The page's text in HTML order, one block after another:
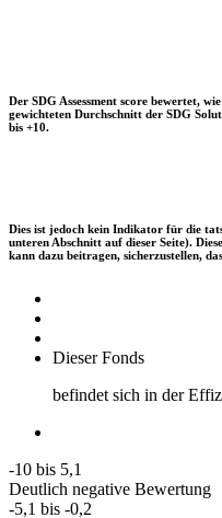
Der SDG Assessment score bewertet,
gewichteten Durchschnitt der SDG
bis +10.
Dies ist jedoch kein Indikator für die
unteren Abschnitt auf dieser Seite).
kann dazu beitragen, sicherzustellen,
Dieser Fonds
befindet sich in der
-10 bis 5,1
Deutlich negative Bewertung
-5,1 bis -0,2